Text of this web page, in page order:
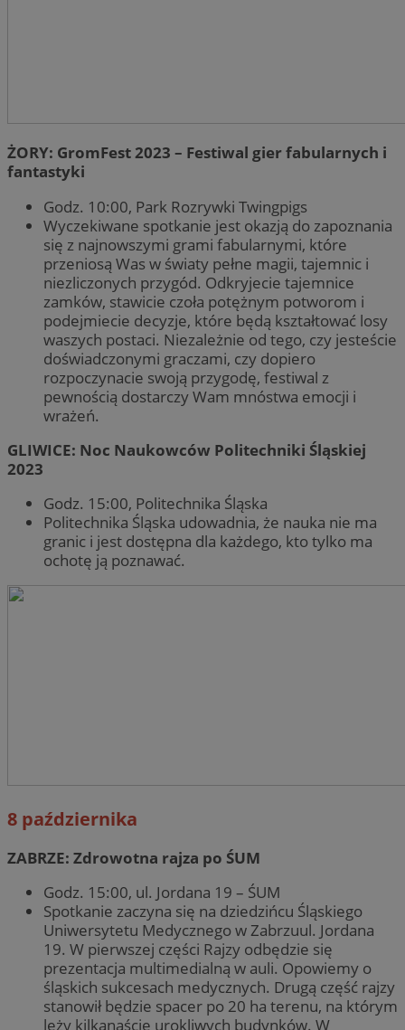
ŻORY: GromFest 2023 – Festiwal gier fabularnych i
fantastyki
Godz. 10:00, Park Rozrywki Twingpigs
Wyczekiwane spotkanie jest okazją do zapoznania
się z najnowszymi grami fabularnymi, które
przeniosą Was w światy pełne magii, tajemnic i
niezliczonych przygód. Odkryjecie tajemnice
zamków, stawicie czoła potężnym potworom i
podejmiecie decyzje, które będą kształtować losy
waszych postaci. Niezależnie od tego, czy jesteście
doświadczonymi graczami, czy dopiero
rozpoczynacie swoją przygodę, festiwal z
pewnością dostarczy Wam mnóstwa emocji i
wrażeń.
GLIWICE: Noc Naukowców Politechniki Śląskiej
2023
Godz. 15:00, Politechnika Śląska
Politechnika Śląska udowadnia, że nauka nie ma
granic i jest dostępna dla każdego, kto tylko ma
ochotę ją poznawać.
8 października
ZABRZE: Zdrowotna rajza po ŚUM
Godz. 15:00, ul. Jordana 19 – ŚUM
Spotkanie zaczyna się na dziedzińcu Śląskiego
Uniwersytetu Medycznego w Zabrzuul. Jordana
19. W pierwszej części Rajzy odbędzie się
prezentacja multimedialną w auli. Opowiemy o
śląskich sukcesach medycznych. Drugą część rajzy
stanowił będzie spacer po 20 ha terenu, na którym
leży kilkanaście urokliwych budynków. W